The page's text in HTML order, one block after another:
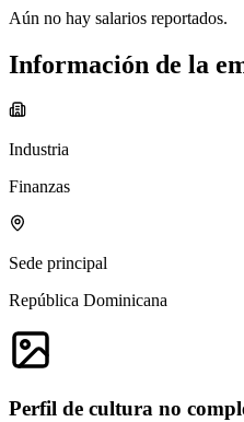
Aún no hay salarios reportados.
Información de la
Industria
Finanzas
Sede principal
República Dominicana
Perfil de cultura no